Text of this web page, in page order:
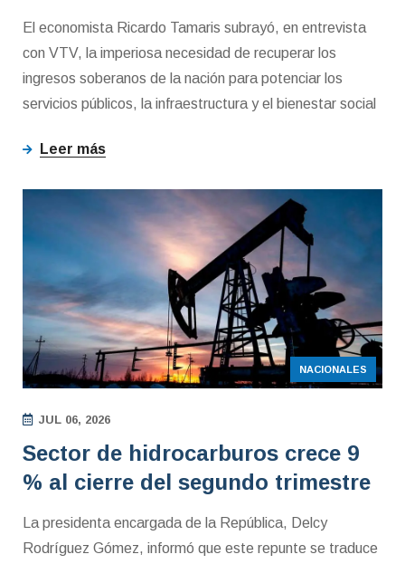
El economista Ricardo Tamaris subrayó, en entrevista
con VTV, la imperiosa necesidad de recuperar los
ingresos soberanos de la nación para potenciar los
servicios públicos, la infraestructura y el bienestar social
Leer más
NACIONALES
JUL 06, 2026
Sector de hidrocarburos crece 9
% al cierre del segundo trimestre
La presidenta encargada de la República, Delcy
Rodríguez Gómez, informó que este repunte se traduce